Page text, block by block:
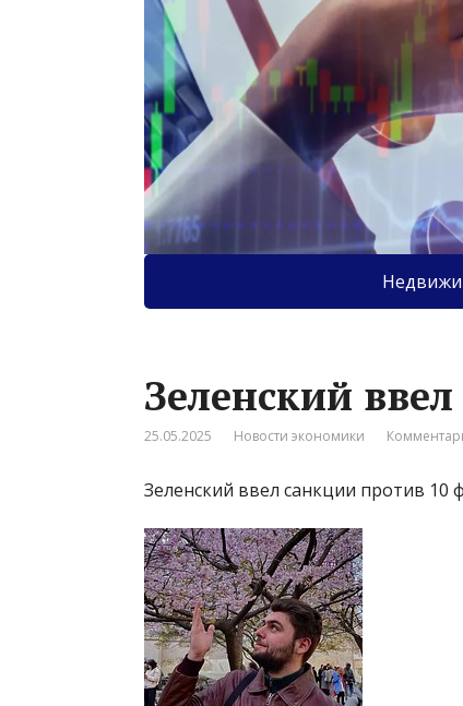
Зеленский
25.05.2025 Новости экономики
Зеленский ввел санкции против 10